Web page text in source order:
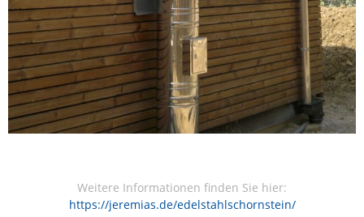
Weitere Informationen finden Sie hier:
https://jeremias.de/edelstahlschornstein/